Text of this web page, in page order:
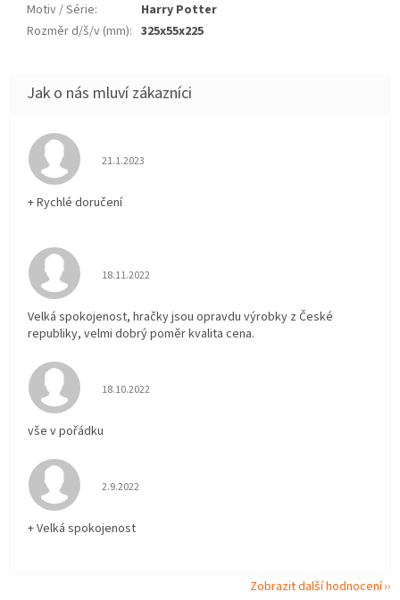
Motiv / Série:
Harry Potter
Rozměr d/š/v (mm): 325x55x225
Hodnocení obchodu je 5 z 5 hvězdiček.
21.1.2023
+ Rychlé doručení
Hodnocení obchodu je 5 z 5 hvězdiček.
18.11.2022
Velká spokojenost, hračky jsou opravdu výrobky z České
republiky, velmi dobrý poměr kvalita cena.
Hodnocení obchodu je 5 z 5 hvězdiček.
18.10.2022
vše v pořádku
Hodnocení obchodu je 5 z 5 hvězdiček.
2.9.2022
+ Velká spokojenost
Zobrazit další hodnocení